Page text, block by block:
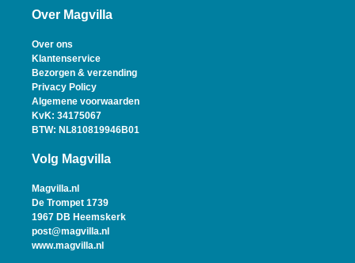
Over Magvilla
Over ons
Klantenservice
Bezorgen & verzending
Privacy Policy
Algemene voorwaarden
KvK: 34175067
BTW: NL810819946B01
Volg Magvilla
Magvilla.nl
De Trompet 1739
1967 DB Heemskerk
post@magvilla.nl
www.magvilla.nl